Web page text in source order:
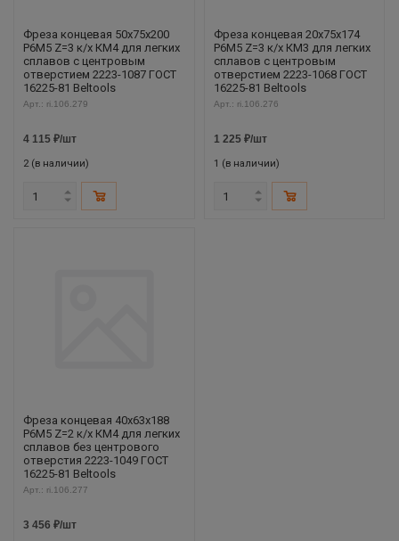
Фреза концевая 50х75х200
Р6М5 Z=3 к/х КМ4 для легких
сплавов с центровым
отверстием 2223-1087 ГОСТ
16225-81 Beltools
Арт.: ri.106.279
4 115 ₽/шт
2 (в наличии)
Фреза концевая 20х75х174
Р6М5 Z=3 к/х КМ3 для легких
сплавов с центровым
отверстием 2223-1068 ГОСТ
16225-81 Beltools
Арт.: ri.106.276
1 225₽/шт
1 (в наличии)
Фреза концевая 40х63х188
Р6М5 Z=2 к/х КМ4 для легких
сплавов без центрового
отверстия 2223-1049 ГОСТ
16225-81 Beltools
Арт.: ri.106.277
3 456 ₽/шт